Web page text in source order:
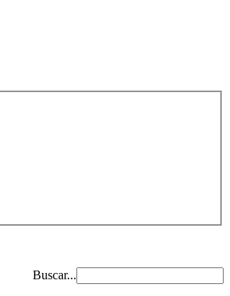
Buscar...